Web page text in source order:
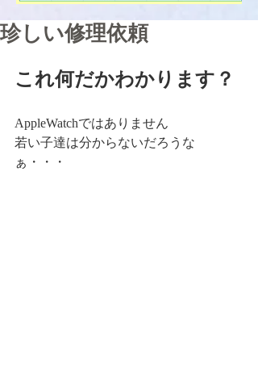
珍しい修理依頼
これ何だかわかります？
AppleWatchではありません
若い子達は分からないだろうな
ぁ・・・